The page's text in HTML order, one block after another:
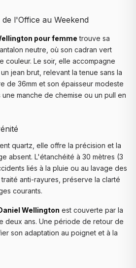
l'Office au Weekend
pour femme trouve sa
neutre, où son cadran vert
couleur. Le soir, elle accompagne
jean brut, relevant la tenue sans la
de 36mm et son épaisseur modeste
manche de chemise ou un pull en
quartz, elle offre la précision et la
absent. L'étanchéité à 30 mètres (3
liés à la pluie ou au lavage des
traité anti-rayures, préserve la clarté
courants.
Wellington est couverte par la
deux ans. Une période de retour de
son adaptation au poignet et à la